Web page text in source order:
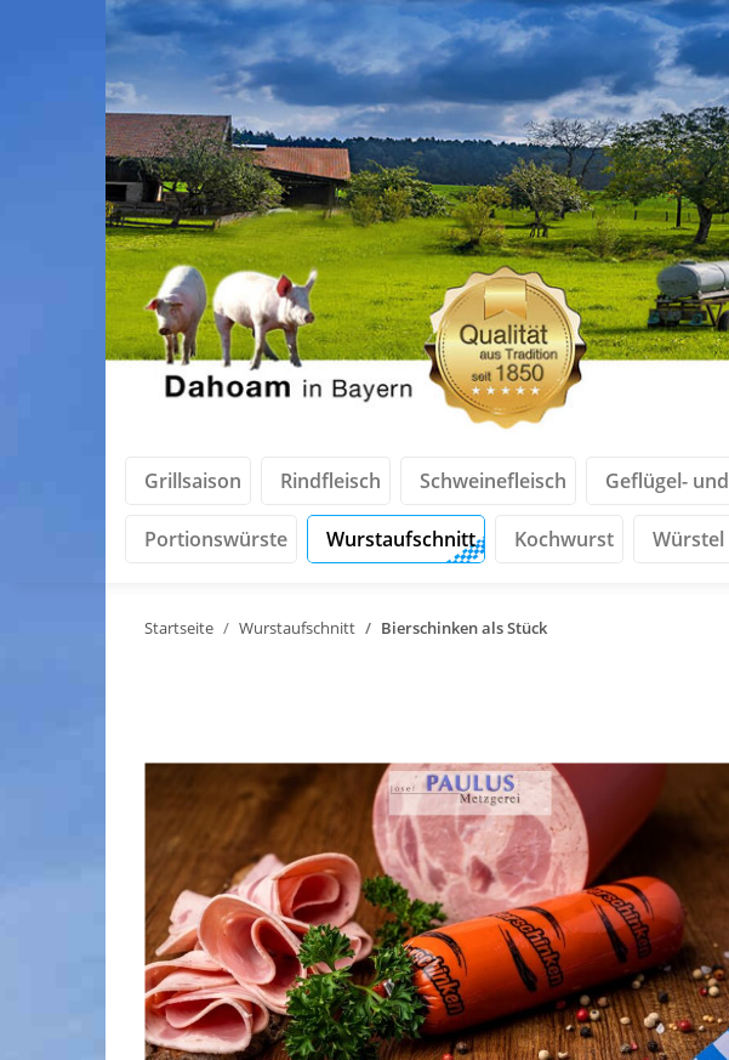
Grillsaison Rindfleisch Schweinefleisch Geflügel-
Portionswürste Wurstaufschnitt Kochwurst Würstel
Startseite Wurstaufschnitt Bierschinken als Stück